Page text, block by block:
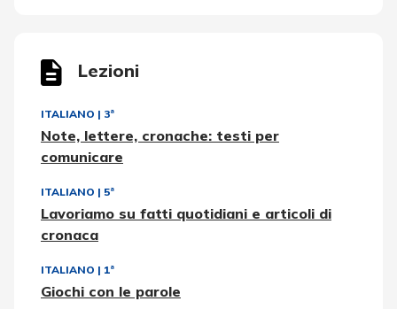
Lezioni
ITALIANO | 3ª
Note, lettere, cronache: testi per
comunicare
ITALIANO | 5ª
Lavoriamo su fatti quotidiani e articoli di
cronaca
ITALIANO | 1ª
Giochi con le parole